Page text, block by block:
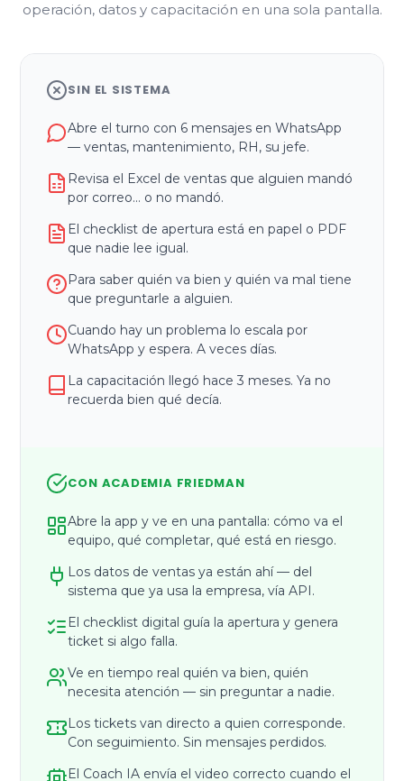
operación, datos y capacitación en una sola pantalla.
SIN EL SISTEMA
Abre el turno con 6 mensajes en WhatsApp
— ventas, mantenimiento, RH, su jefe.
Revisa el Excel de ventas que alguien mandó
por correo… o no mandó.
El checklist de apertura está en papel o PDF
que nadie lee igual.
Para saber quién va bien y quién va mal tiene
que preguntarle a alguien.
Cuando hay un problema lo escala por
WhatsApp y espera. A veces días.
La capacitación llegó hace 3 meses. Ya no
recuerda bien qué decía.
CON ACADEMIA FRIEDMAN
Abre la app y ve en una pantalla: cómo va el
equipo, qué completar, qué está en riesgo.
Los datos de ventas ya están ahí — del
sistema que ya usa la empresa, vía API.
El checklist digital guía la apertura y genera
ticket si algo falla.
Ve en tiempo real quién va bien, quién
necesita atención — sin preguntar a nadie.
Los tickets van directo a quien corresponde.
Con seguimiento. Sin mensajes perdidos.
El Coach IA envía el video correcto cuando el